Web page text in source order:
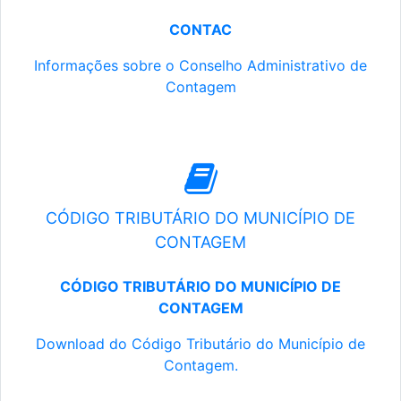
CONTAC
Informações sobre o Conselho Administrativo de
Contagem
CÓDIGO TRIBUTÁRIO DO MUNICÍPIO DE
CONTAGEM
CÓDIGO TRIBUTÁRIO DO MUNICÍPIO DE
CONTAGEM
Download do Código Tributário do Município de
Contagem.